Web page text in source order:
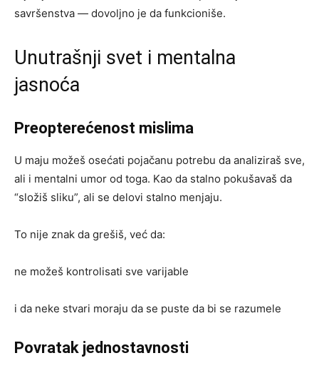
savršenstva — dovoljno je da funkcioniše.
Unutrašnji svet i mentalna
jasnoća
Preopterećenost mislima
U maju možeš osećati pojačanu potrebu da analiziraš sve,
ali i mentalni umor od toga. Kao da stalno pokušavaš da
“složiš sliku”, ali se delovi stalno menjaju.
To nije znak da grešiš, već da:
ne možeš kontrolisati sve varijable
i da neke stvari moraju da se puste da bi se razumele
Povratak jednostavnosti